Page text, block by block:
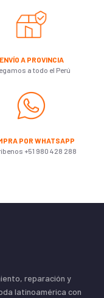
ENVÍO A PROVINCIA
a todo el Perú
POR WHATSAPP
+51 980 428 288
reparación y
latinoamérica con